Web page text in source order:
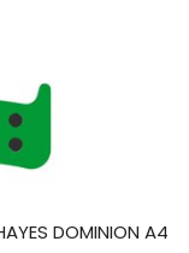
DOMINION A4